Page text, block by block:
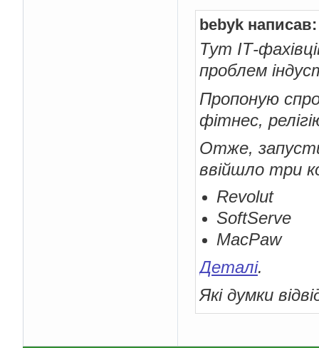
bebyk написав:
Тут ІТ-
проблем
Пропоную
фітнес,
Отже,
ввійшло три
Revolut
SoftServe
MacPaw
Деталі.
Які думки